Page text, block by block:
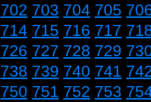
702 703 704 705
714 715 716 717
726 727 728 729
738 739 740 741
750 751 752 753